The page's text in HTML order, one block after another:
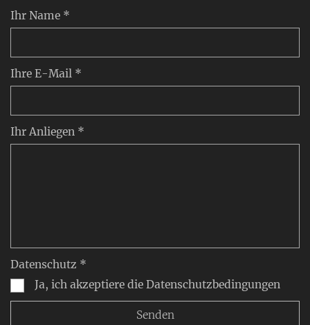
Ihr Name *
Ihre E-Mail *
Ihr Anliegen *
Datenschutz *
Ja, ich akzeptiere die Datenschutzbedingungen